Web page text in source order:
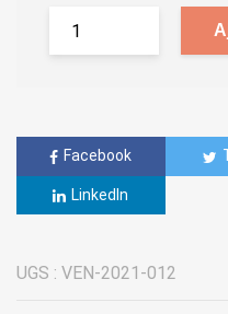
Facebook
LinkedIn
UGS : VEN-2021-012